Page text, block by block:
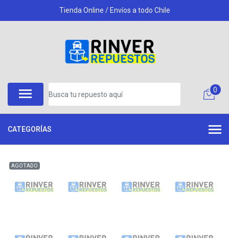
Tienda Online / Envíos a todo Chile
0
CATEGORÍAS
AGOTADO